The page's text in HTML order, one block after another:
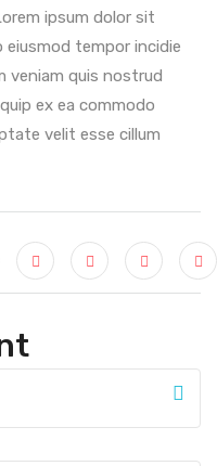
ipsum dolor sit
tempor incidie
veniam quis nostrud
ex ea commodo
velit esse cillum